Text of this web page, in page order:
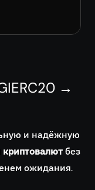
→
и надёжную
без
ожидания.